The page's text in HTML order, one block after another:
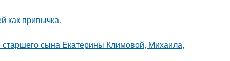
как привычка.
старшего сына Екатерины Климовой, Михаила,